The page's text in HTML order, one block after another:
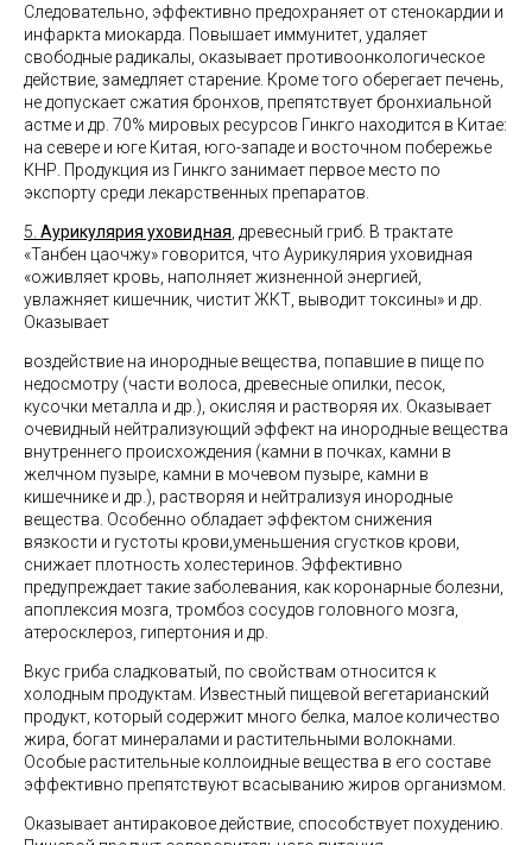
Следовательно, эффективно предохраняет от стенокардии и
инфаркта миокарда. Повышает иммунитет, удаляет
свободные радикалы, оказывает противоонкологическое
действие, замедляет старение. Кроме того оберегает печень,
не допускает сжатия бронхов, препятствует бронхиальной
астме и др. 70% мировых ресурсов Гинкго находится в Китае:
на севере и юге Китая, юго-западе и восточном побережье
КНР. Продукция из Гинкго занимает первое место по
экспорту среди лекарственных препаратов.
5. Аурикулярия уховидная , древесный гриб. В трактате
«Танбен цаочжу» говорится, что Аурикулярия уховидная
«оживляет кровь, наполняет жизненной энергией,
увлажняет кишечник, чистит ЖКТ, выводит токсины» и др.
Оказывает
воздействие на инородные вещества, попавшие в пище по
недосмотру (части волоса, древесные опилки, песок,
кусочки металла и др.), окисляя и растворяя их. Оказывает
очевидный нейтрализующий эффект на инородные вещества
внутреннего происхождения (камни в почках, камни в
желчном пузыре, камни в мочевом пузыре, камни в
кишечнике и др.), растворяя и нейтрализуя инородные
вещества. Особенно обладает эффектом снижения
вязкости и густоты крови,уменьшения сгустков крови,
снижает плотность холестеринов. Эффективно
предупреждает такие заболевания, как коронарные болезни,
апоплексия мозга, тромбоз сосудов головного мозга,
атеросклероз, гипертония и др.
Вкус гриба сладковатый, по свойствам относится к
холодным продуктам. Известный пищевой вегетарианский
продукт, который содержит много белка, малое количество
жира, богат минералами и растительными волокнами.
Особые растительные коллоидные вещества в его составе
эффективно препятствуют всасыванию жиров организмом.
Оказывает антираковое действие, способствует похудению.